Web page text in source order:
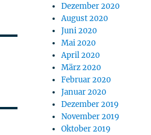
Dezember 2020
August 2020
Juni 2020
Mai 2020
April 2020
März 2020
Februar 2020
Januar 2020
Dezember 2019
November 2019
Oktober 2019